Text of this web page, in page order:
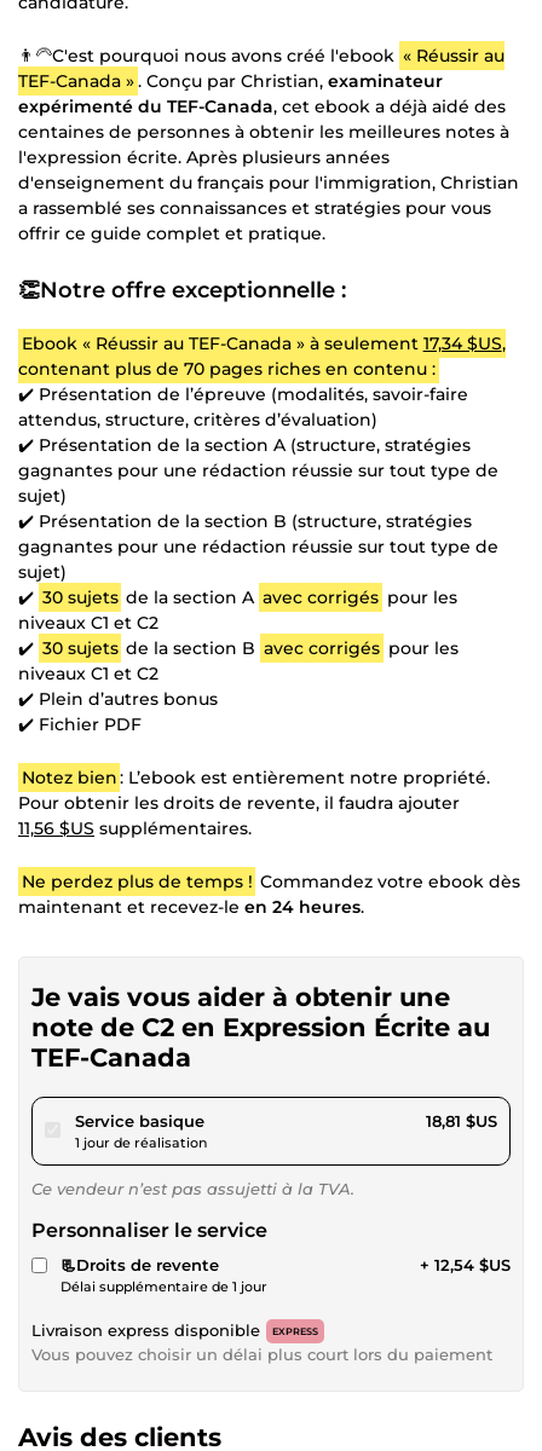
👨🦳C'est pourquoi nous avons créé l'ebook « Réussir au
TEF-Canada ». Conçu par Christian, examinateur
expérimenté du TEF-Canada, cet ebook a déjà aidé des
centaines de personnes à obtenir les meilleures notes à
l'expression écrite. Après plusieurs années
d'enseignement du français pour l'immigration, Christian
a rassemblé ses connaissances et stratégies pour vous
offrir ce guide complet et pratique.
👏Notre offre exceptionnelle :
Ebook « Réussir au TEF-Canada » à seulement 17,34 $US,
contenant plus de 70 pages riches en contenu :
✔️ Présentation de l’épreuve (modalités, savoir-faire
attendus, structure, critères d’évaluation)
✔️ Présentation de la section A (structure, stratégies
gagnantes pour une rédaction réussie sur tout type de
sujet)
✔️ Présentation de la section B (structure, stratégies
gagnantes pour une rédaction réussie sur tout type de
sujet)
✔️ 30 sujets de la section A avec corrigés pour les
niveaux C1 et C2
✔️ 30 sujets de la section B avec corrigés pour les
niveaux C1 et C2
✔️ Plein d’autres bonus
✔️ Fichier PDF
Notez bien: L’ebook est entièrement notre propriété.
Pour obtenir les droits de revente, il faudra ajouter
11,56 $US supplémentaires.
Ne perdez plus de temps ! Commandez votre ebook dès
maintenant et recevez-le en 24 heures.
Je vais vous aider à obtenir une
note de C2 en Expression Écrite au
TEF-Canada
Service basiquepour 17,34 $US
1 jour de réalisation
18,81 $US
Ce vendeur n’est pas assujetti à la TVA.
Personnaliser le service
📃Droits de revente
Délai supplémentaire de 1 jour
+ 12,54 $US
Livraison express disponible EXPRESS
Vous pouvez choisir un délai plus court lors du paiement
Avis des clients